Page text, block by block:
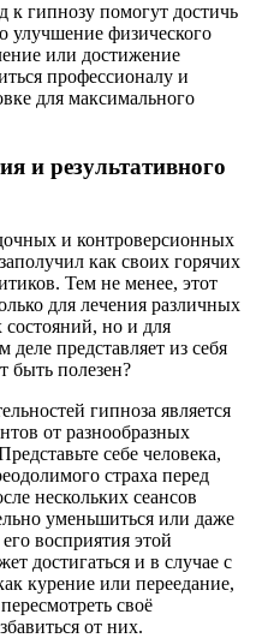
гипнозу помогут достичь
улучшение физического
или достижение
профессионалу и
для максимального
и результативного
и контроверсионных
как своих горячих
Тем не менее, этот
для лечения различных
но и для
представляет из себя
быть полезен?
гипноза является
от разнообразных
себе человека,
страха перед
нескольких сеансов
уменьшиться или даже
восприятия этой
достигаться и в случае с
курение или переедание,
своё
от них.